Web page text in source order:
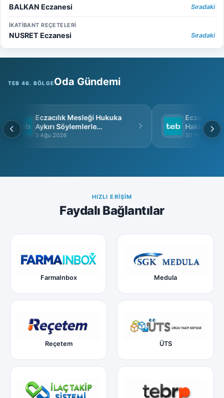
BALKAN Eczanesi Sıradaki
İKATİBANT REÇETELERİ
NUSRET Eczanesi Sıradaki
TEB 46. BÖLGEOda Gündemi
Eczacılık Mesleği Hukuka
Aykırı Söylemlerle
İtibarsızlaştırılamaz
3 Ağu 2026
Eczacı
Hakkında
30 Tem 2026
HIZLI ERIŞIM
Faydalı Bağlantılar
FarmaInbox Medula
Reçetem ÜTS